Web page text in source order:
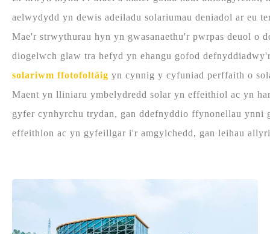
aelwydydd yn dewis adeiladu solariumau deniadol ar eu
Mae'r strwythurau hyn yn gwasanaethu'r pwrpas deuol o
diogelwch glaw tra hefyd yn ehangu gofod
solariwm ffotofoltäig yn cynnig y cyfuniad perffaith o
Maent yn lliniaru ymbelydredd solar yn effeithiol ac yn
gyfer cynhyrchu trydan, gan ddefnyddio ffynonellau ynni
effeithlon ac yn gyfeillgar i'r amgylchedd, gan leihau